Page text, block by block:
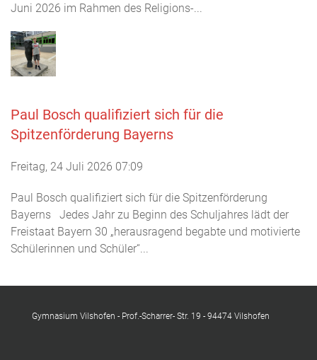
Juni 2026 im Rahmen des Religions-...
Paul Bosch qualifiziert sich für die
Spitzenförderung Bayerns
Freitag, 24 Juli 2026 07:09
Paul Bosch qualifiziert sich für die Spitzenförderung
Bayerns Jedes Jahr zu Beginn des Schuljahres lädt der
Freistaat Bayern 30 „herausragend begabte und motivierte
Schülerinnen und Schüler“...
Gymnasium Vilshofen - Prof.-Scharrer- Str. 19 - 94474 Vilshofen